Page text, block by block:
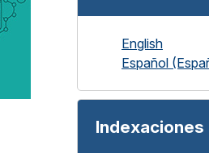
English
Español
Indexaciones